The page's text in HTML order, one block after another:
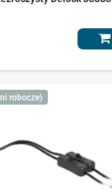
robocze)